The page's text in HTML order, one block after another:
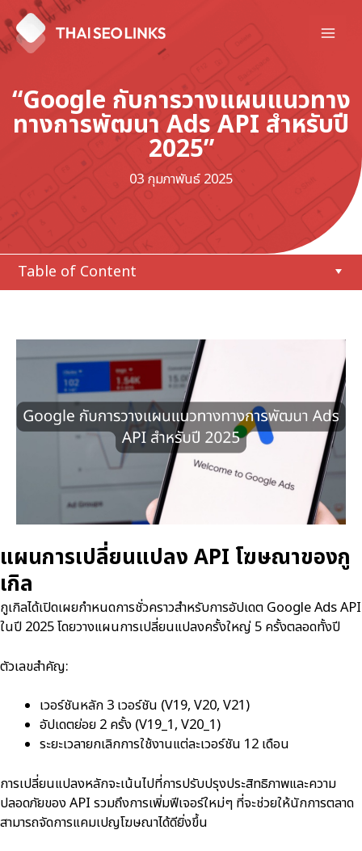
Skip
to
content
“Google กับการวางแผนแนวทาง
ทางการพัฒนา Ads API สำหรับปี
2025”
03 กุมภาพันธ์ 2025
Table of Content
แผนการเปลี่ยนแปลง API โฆษณาของกู
เกิล
กูเกิลได้เปิดเผยกำหนดการชั่วคราวสำหรับการอัปเดต Google Ads API
ในปี 2025 โดยวางแผนการเปลี่ยนแปลงครั้งใหญ่ 5 ครั้งตลอดทั้งปี
ตัวเลขสำคัญ:
เวอร์ชันหลัก 3 เวอร์ชัน (V19, V20, V21)
อัปเดตย่อย 2 ครั้ง (V19_1, V20_1)
ระยะเวลายกเลิกการใช้งานแต่ละเวอร์ชัน 12 เดือน
การเปลี่ยนแปลงหลักจะเน้นไปที่การปรับปรุงประสิทธิภาพและความ
ปลอดภัยของ API รวมถึงการเพิ่มฟีเจอร์ใหม่ๆ ที่จะช่วยให้นักการตลาด
สามารถจัดการแคมเปญโฆษณาได้ดียิ่งขึ้น